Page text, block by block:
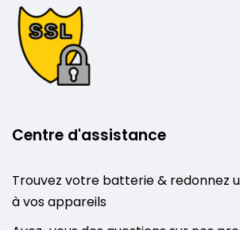
Centre d'assistance
Trouvez votre batterie & redonnez
à vos appareils